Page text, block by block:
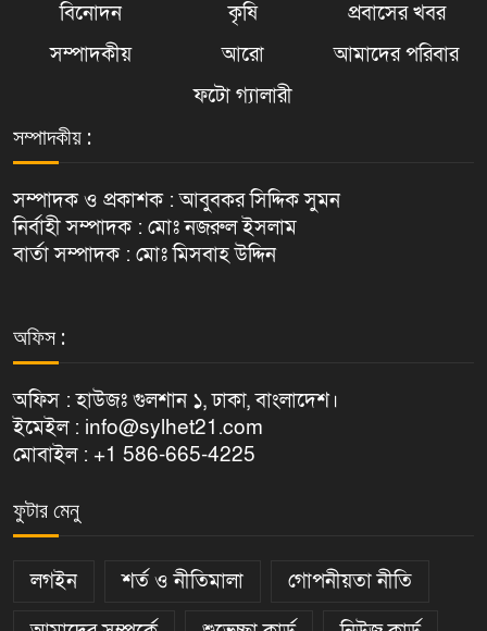
বিনোদন
কৃষি
প্রবাসের খবর
সম্পাদকীয়
আরো
আমাদের পরিবার
ফটো গ্যালারী
সম্পাদকীয় :
সম্পাদক ও প্রকাশক : আবুবকর সিদ্দিক সুমন
নির্বাহী সম্পাদক : মোঃ নজরুল ইসলাম
বার্তা সম্পাদক : মোঃ মিসবাহ উদ্দিন
অফিস :
অফিস : হাউজঃ গুলশান ১, ঢাকা, বাংলাদেশ।
ইমেইল : info@sylhet21.com
মোবাইল : +1 586-665-4225
ফুটার মেনু
লগইন শর্ত ও নীতিমালা
গোপনীয়তা নীতি